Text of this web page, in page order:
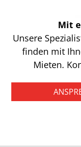
Mit
Unsere
finden mit
Mieten.